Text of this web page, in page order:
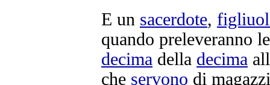
E un sacerdote,
quando preleveranno
decima della decima
che servono di